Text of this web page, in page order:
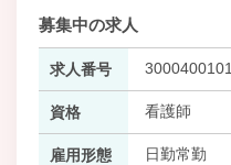
募集中の求人
求人番号 3000400101
資格 看護師
雇用形態 日勤常勤